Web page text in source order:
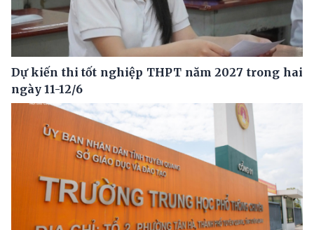
Dự kiến thi tốt nghiệp THPT năm 2027 trong hai
ngày 11-12/6